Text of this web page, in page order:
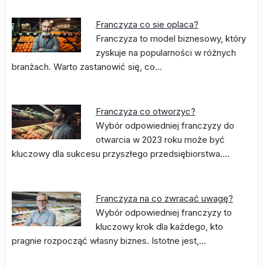
Franczyza co sie oplaca?
Franczyza to model biznesowy, który
zyskuje na popularności w różnych
branżach. Warto zastanowić się, co…
Franczyza co otworzyc?
Wybór odpowiedniej franczyzy do
otwarcia w 2023 roku może być
kluczowy dla sukcesu przyszłego przedsiębiorstwa.…
Franczyza na co zwracać uwagę?
Wybór odpowiedniej franczyzy to
kluczowy krok dla każdego, kto
pragnie rozpocząć własny biznes. Istotne jest,…